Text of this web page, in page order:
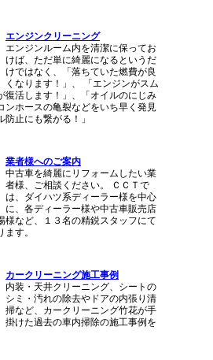
エンジンクリーニング
エンジンルーム内を清潔に保ってお
けば、ただ単に綺麗になるというだ
けではなく、「落ちていた燃費が良
くなります！」、 「エンジンがスム
復活します！」、「オイルのにじみ
ンホースの亀裂などをいち早く発見
止にも繋がる！」
業者様へのご案内
中古車を綺麗にリフォームしたい業
者様、ご相談ください。 ＣＣＴで
は、ダイハツ系ディーラー様を中心
に、各ディーラー様や中古車販売店
様など、１３名の精鋭スタッフにて
す。
カークリーニング施工事例
内装・天井クリーニング、シートの
シミ・汚れの除去やドアの内張り清
掃など、カークリーニング竹花が手
掛けた過去の車内掃除の施工事例を